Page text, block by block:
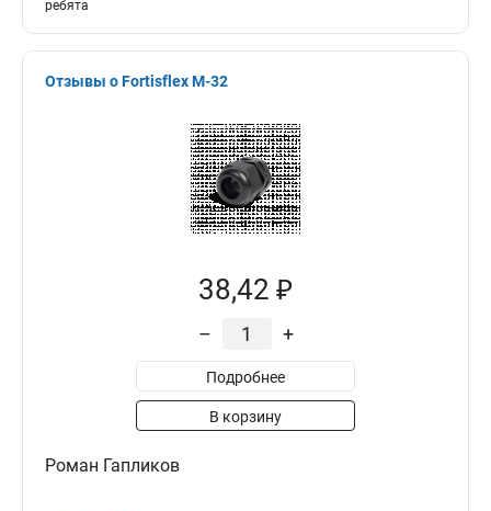
ребята
Отзывы о Fortisflex M-32
38,42 ₽
– +
Подробнее
В корзину
Роман Гапликов